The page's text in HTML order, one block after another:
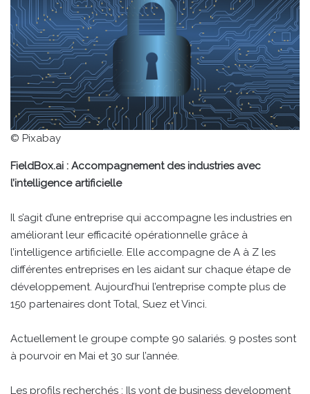
© Pixabay
FieldBox.ai : Accompagnement des industries avec
l’intelligence artificielle
Il s’agit d’une entreprise qui accompagne les industries en
améliorant leur efficacité opérationnelle grâce à
l’intelligence artificielle. Elle accompagne de A à Z les
différentes entreprises en les aidant sur chaque étape de
développement. Aujourd’hui l’entreprise compte plus de
150 partenaires dont Total, Suez et Vinci.
Actuellement le groupe compte 90 salariés. 9 postes sont
à pourvoir en Mai et 30 sur l’année.
Les profils recherchés : Ils vont de business development